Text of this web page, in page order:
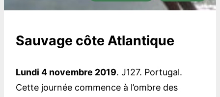
Sauvage côte Atlantique
Lundi 4 novembre 2019. J127. Portugal.
Cette journée commence à l’ombre des